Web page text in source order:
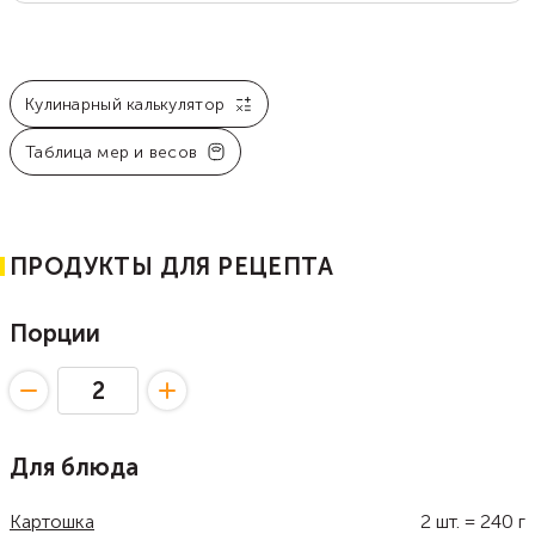
Кулинарный калькулятор
Таблица мер и весов
ПРОДУКТЫ ДЛЯ РЕЦЕПТА
Порции
Для блюда
Картошка 2 шт. = 240 г